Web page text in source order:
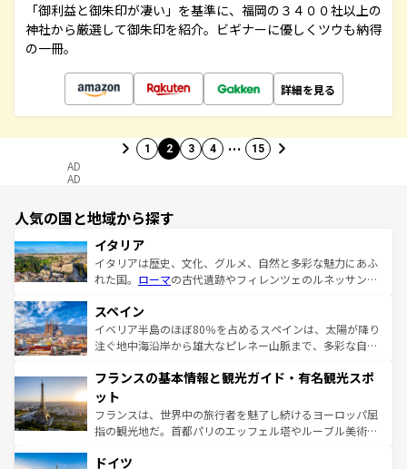
「御利益と御朱印が凄い」を基準に、福岡の３４００社以上の
神社から厳選して御朱印を紹介。ビギナーに優しくツウも納得
の一冊。
詳細を見る
1 2 3 4 … 15
AD
AD
人気の国と地域から探す
イタリア
イタリアは歴史、文化、グルメ、自然と多彩な魅力にあふ
れた国。 ローマの古代遺跡やフィレンツェのルネッサンス
ろん、トスカーナの美しい田園風景やアマルフィ海岸の絶
景など、自然景観も見逃せない。観光の合間には、本場の
ピザやパスタなど、絶品のイタリア料理を堪能することも
ませてくれるイタリアで、忘れられない旅をしてみよう！
なお、新着のイタリア情報は
しい。
スペイン
イベリア半島のほぼ80％を占めるスペインは、太陽が降り
注ぐ地中海沿岸から雄大なピレネー山脈まで、多彩な自然
文化が根付くこの国では、情熱的なフラメンコ、熱気あふ
れる闘牛、そして美味しいタパスが生活の一部となってい
る。首都マドリードの洗練された雰囲気や、バルセロナの
アートに溢れた街角から、地方では古代ローマ遺跡や中世
せる。地方によって風土や気候が異なるスペインはその個
フランスの基本情報と観光ガイド・有名観光スポ
ット
フランスは、世界中の旅行者を魅了し続けるヨーロッパ屈
指の観光地だ。首都パリのエッフェル塔やルーブル美術館
で、幅広い魅力が詰まっている。華麗な宮殿、歴史的な大
ドイツ